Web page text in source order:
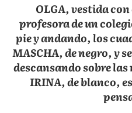
OLGA, vestida
profesora de un
pie y andando, los
MASCHA, de negro, y
descansando sobre
IRINA, de blanco,